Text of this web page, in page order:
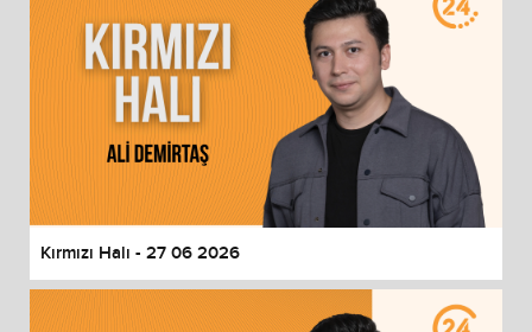
Kırmızı Halı - 27 06 2026